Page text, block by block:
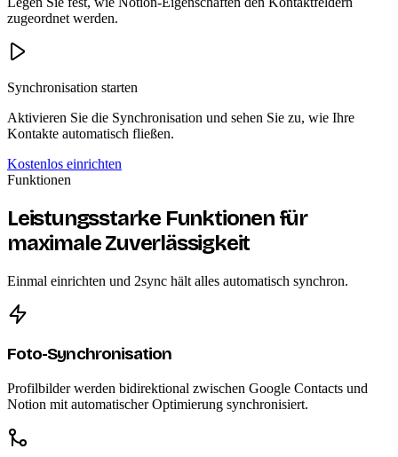
zugeordnet werden.
Synchronisation starten
Aktivieren Sie die Synchronisation und sehen Sie zu, wie Ihre
Kontakte automatisch fließen.
Kostenlos einrichten
Funktionen
Leistungsstarke Funktionen für
maximale Zuverlässigkeit
Einmal einrichten und 2sync hält alles automatisch synchron.
Foto-Synchronisation
Profilbilder werden bidirektional zwischen Google Contacts und
Notion mit automatischer Optimierung synchronisiert.